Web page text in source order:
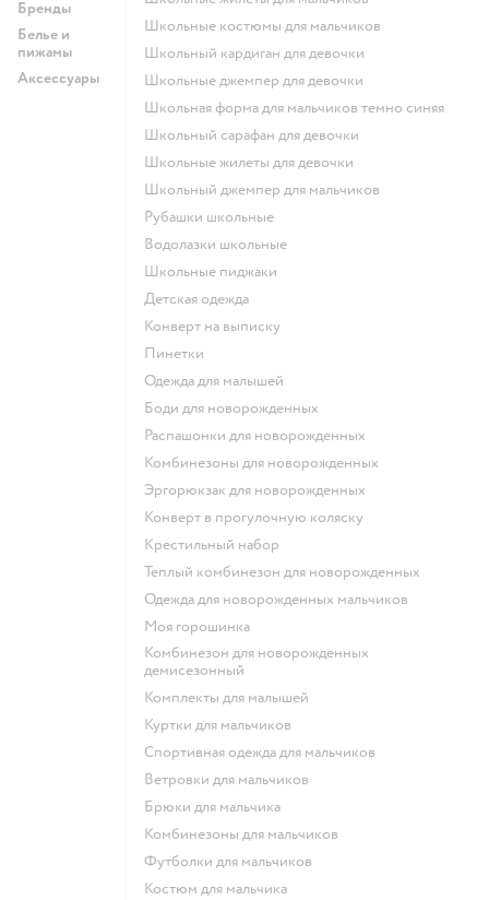
Бренды
Белье и
пижамы
Аксессуары
Школьные костюмы для мальчиков
Школьный кардиган для девочки
Школьные джемпер для девочки
Школьная форма для мальчиков темно синяя
Школьный сарафан для девочки
Школьные жилеты для девочки
Школьный джемпер для мальчиков
Рубашки школьные
Водолазки школьные
Школьные пиджаки
Детская одежда
Конверт на выписку
Пинетки
Одежда для малышей
Боди для новорожденных
Распашонки для новорожденных
Комбинезоны для новорожденных
Эргорюкзак для новорожденных
Конверт в прогулочную коляску
Крестильный набор
Теплый комбинезон для новорожденных
Одежда для новорожденных мальчиков
Моя горошинка
Комбинезон для новорожденных
демисезонный
Комплекты для малышей
Куртки для мальчиков
Спортивная одежда для мальчиков
Ветровки для мальчиков
Брюки для мальчика
Комбинезоны для мальчиков
Футболки для мальчиков
Костюм для мальчика